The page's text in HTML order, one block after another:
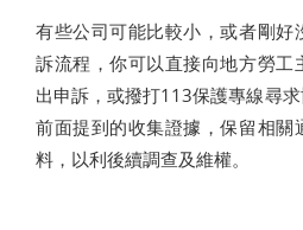
有些公司可能比較小，或者剛好
訴流程，你可以直接向地方勞工
出申訴，或撥打113保護專線尋
前面提到的收集證據，保留相關
料，以利後續調查及維權。